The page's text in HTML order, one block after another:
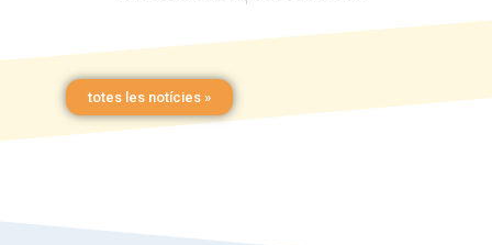
totes les notícies »